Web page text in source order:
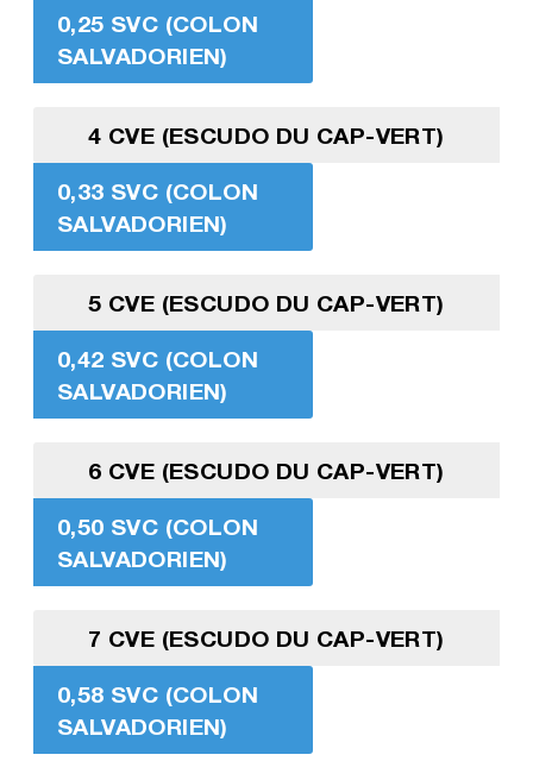
0,25 SVC (COLON
SALVADORIEN)
4 CVE (ESCUDO DU CAP-VERT)
0,33 SVC (COLON
SALVADORIEN)
5 CVE (ESCUDO DU CAP-VERT)
0,42 SVC (COLON
SALVADORIEN)
6 CVE (ESCUDO DU CAP-VERT)
0,50 SVC (COLON
SALVADORIEN)
7 CVE (ESCUDO DU CAP-VERT)
0,58 SVC (COLON
SALVADORIEN)